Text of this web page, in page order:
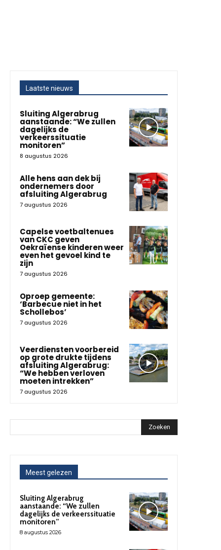
Laatste nieuws
Sluiting Algerabrug
aanstaande: “We zullen
dagelijks de
verkeerssituatie
monitoren”
8 augustus 2026
Alle hens aan dek bij
ondernemers door
afsluiting Algerabrug
7 augustus 2026
Capelse voetbaltenues
van CKC geven
Oekraïense kinderen weer
even het gevoel kind te
zijn
7 augustus 2026
Oproep gemeente:
‘Barbecue niet in het
Schollebos’
7 augustus 2026
Veerdiensten voorbereid
op grote drukte tijdens
afsluiting Algerabrug:
“We hebben verloven
moeten intrekken”
7 augustus 2026
Zoeken
Meest gelezen
Sluiting Algerabrug
aanstaande: “We zullen
dagelijks de verkeerssituatie
monitoren”
8 augustus 2026